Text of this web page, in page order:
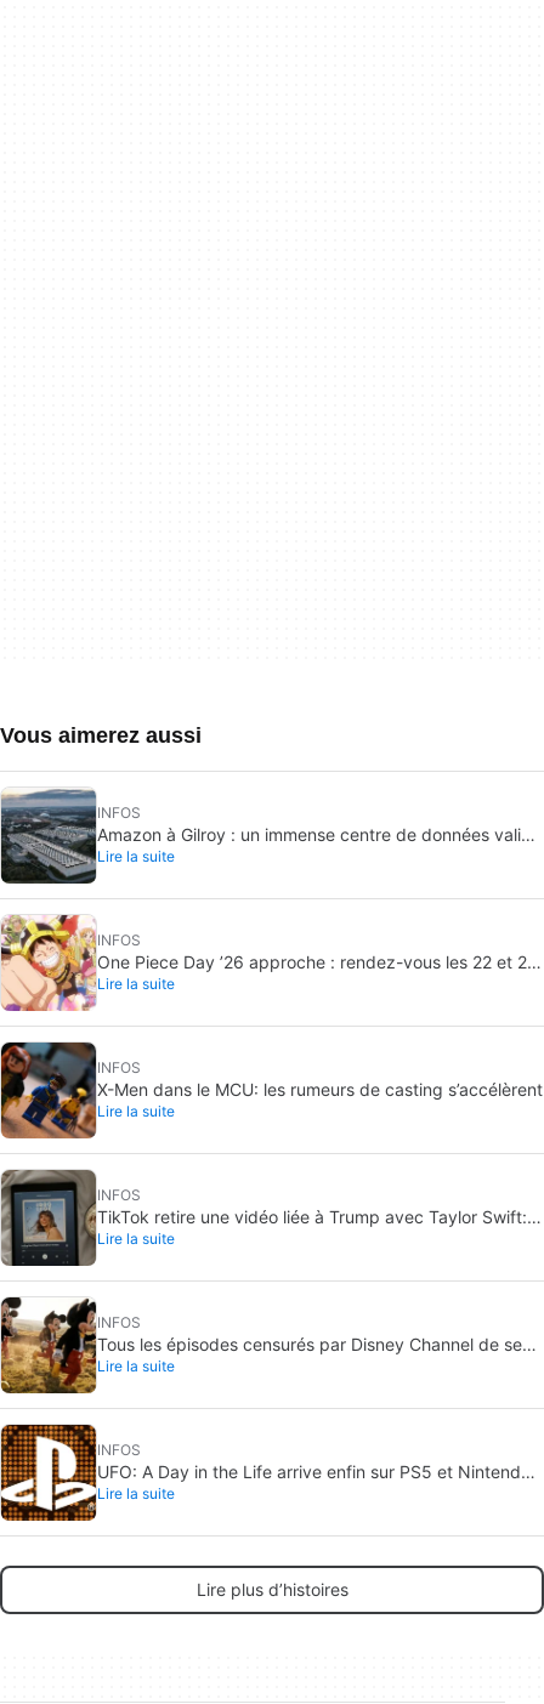
Vous aimerez aussi
INFOS
Amazon à Gilroy : un immense centre de données validé
sans vote public
Lire la suite
INFOS
One Piece Day ’26 approche : rendez-vous les 22 et 23
août
Lire la suite
INFOS
X-Men dans le MCU: les rumeurs de casting s’accélèrent
Lire la suite
INFOS
TikTok retire une vidéo liée à Trump avec Taylor Swift:
le son coupé pour copyright
Lire la suite
INFOS
Tous les épisodes censurés par Disney Channel de ses
séries les plus aimées… avec plus ou moins de raison
Lire la suite
INFOS
UFO: A Day in the Life arrive enfin sur PS5 et Nintendo
Switch 2
Lire la suite
Lire plus d’histoires